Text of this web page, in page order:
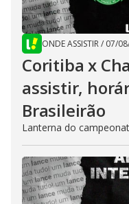
ONDE ASSISTIR/ 07/
Coritiba x
assistir,
Brasileirão
Lanterna do